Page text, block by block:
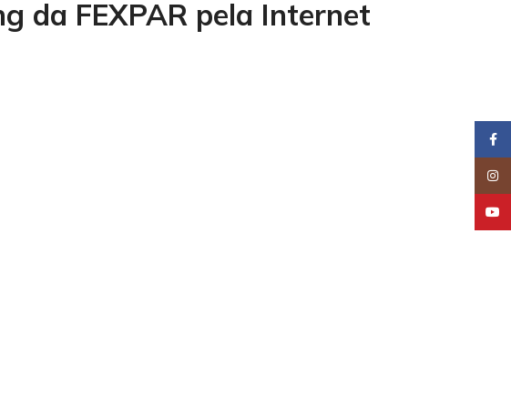
da FEXPAR pela Internet